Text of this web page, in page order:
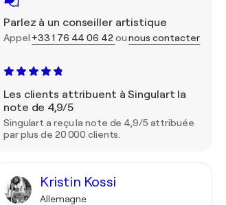
Parlez à un conseiller artistique
Appel +33 1 76 44 06 42 ounous contacter
Les clients attribuent à Singulart la
note de 4,9/5
Singulart a reçu la note de 4,9/5 attribuée
par plus de 20 000 clients.
Kristin Kossi
Allemagne